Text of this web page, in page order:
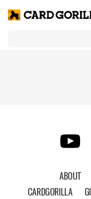
ABOUT
CARDGORILLA